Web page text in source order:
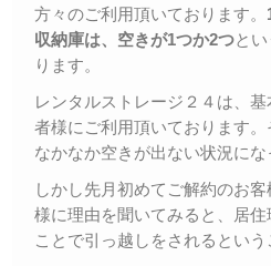
方々のご利用頂いております。
収納庫は、空きが1つか2つと
ります。
レンタルストレージ２４は、
者様にご利用頂いております
なかなか空きが出ない状況にな
しかし先月初めてご解約のお
様に理由を聞いてみると、居
ことで引っ越しをされるという